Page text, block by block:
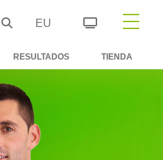
EU
RESULTADOS TIENDA